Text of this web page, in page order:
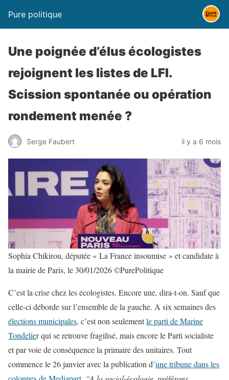
Pure politique
Une poignée d’élus écologistes
rejoignent les listes de LFI.
Scission spontanée ou opération
rondement menée ?
Serge Faubert il y a 6 mois
Sophia Chikirou, députée « La France insoumise » et candidate à
la mairie de Paris, le 30/01/2026 ©PurePolitique
C’est la crise chez les écologistes. Encore une, dira-t-on. Sauf que
celle-ci déborde sur l’ensemble de la gauche. A six semaines des
élections municipales, c’est non seulementle parti de Marine
Tondelier qui se retrouve fragilisé, mais encore le Parti socialiste
et par voie de conséquence la primaire des unitaires. Tout
commence le 26 janvier avec la publication d’une tribune dans les